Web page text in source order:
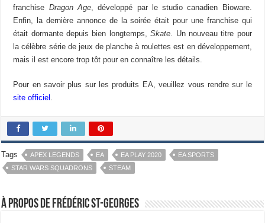
franchise Dragon Age, développé par le studio canadien Bioware.
Enfin, la dernière annonce de la soirée était pour une franchise qui
était dormante depuis bien longtemps,Skate. Un nouveau titre pour
la célèbre série de jeux de planche à roulettes est en développement,
mais il est encore trop tôt pour en connaître les détails.
Pour en savoir plus sur les produits EA, veuillez vous rendre sur le
site officiel .
Tags APEX LEGENDS EA EA PLAY 2020
EA SPORTS
STAR WARS SQUADRONS
STEAM
À propos de Frédéric St-Georges